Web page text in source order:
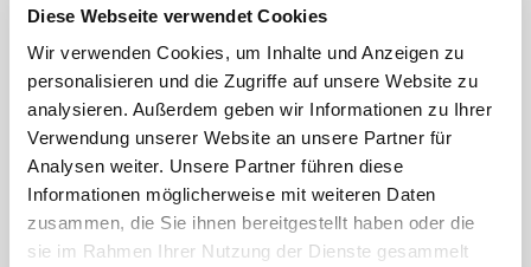
Diese Webseite verwendet Cookies
Wir verwenden Cookies, um Inhalte und Anzeigen zu
personalisieren und die Zugriffe auf unsere Website zu
analysieren. Außerdem geben wir Informationen zu Ihrer
Verwendung unserer Website an unsere Partner für
Analysen weiter. Unsere Partner führen diese
Informationen möglicherweise mit weiteren Daten
zusammen, die Sie ihnen bereitgestellt haben oder die
sie im Rahmen Ihrer Nutzung der Dienste gesammelt
Stichtagsgenaue Auswertungen
Managementsicht in beliebiger
Detailtiefe